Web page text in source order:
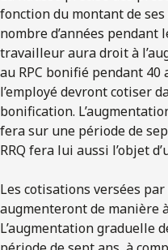
fonction du montant de
nombre d’années pendant
travailleur aura droit à
au RPC bonifié pendant 40
l’employé devront cotiser
bonification.
fera sur une période de
RRQ fera lui aussi l’objet
Les cotisations versées
augmenteront de manière
L’augmentation graduelle